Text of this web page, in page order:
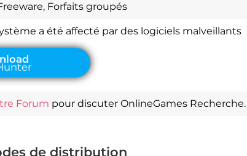
Forfaits groupés
a été affecté par des logiciels malveillants
Forum pour discuter OnlineGames Recherche.
de distribution